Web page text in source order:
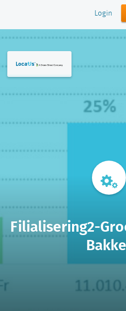
Login
Filialisering2-